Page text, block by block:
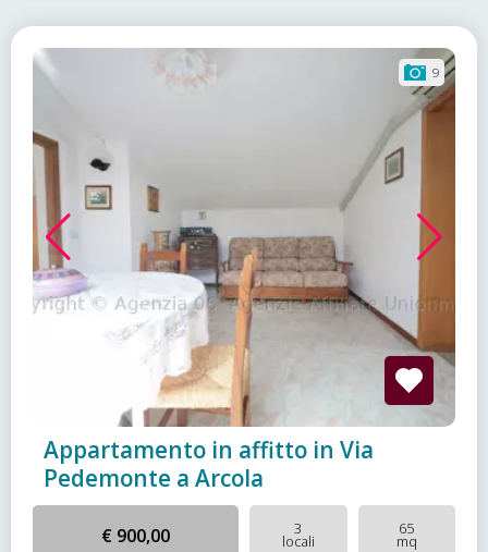
9
Appartamento in affitto in Via
Pedemonte a Arcola
€ 900,00 3
locali
65
mq